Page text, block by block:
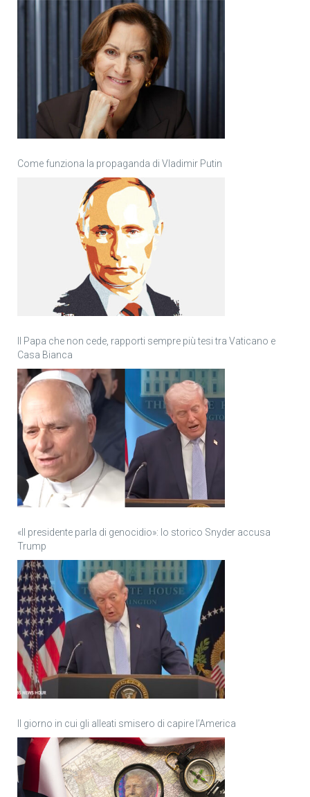
Come funziona la propaganda di Vladimir Putin
Il Papa che non cede, rapporti sempre più tesi tra Vaticano e
Casa Bianca
«Il presidente parla di genocidio»: lo storico Snyder accusa
Trump
Il giorno in cui gli alleati smisero di capire l’America